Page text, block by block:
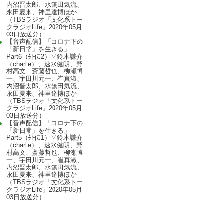
内沼晋太郎、水無田気流、
永田夏来、神里達博ほか
（TBSラジオ「文化系トー
クラジオLife」2020年05月
03日放送分）
【音声配信】「コロナ下の
「新日常」を生きる」
Part6（外伝2）▽鈴木謙介
（charlie）、速水健朗、野
村高文、斎藤哲也、柳瀬博
一、宇田川元一、崔真淑、
内沼晋太郎、水無田気流、
永田夏来、神里達博ほか
（TBSラジオ「文化系トー
クラジオLife」2020年05月
03日放送分）
【音声配信】「コロナ下の
「新日常」を生きる」
Part5（外伝1）▽鈴木謙介
（charlie）、速水健朗、野
村高文、斎藤哲也、柳瀬博
一、宇田川元一、崔真淑、
内沼晋太郎、水無田気流、
永田夏来、神里達博ほか
（TBSラジオ「文化系トー
クラジオLife」2020年05月
03日放送分）